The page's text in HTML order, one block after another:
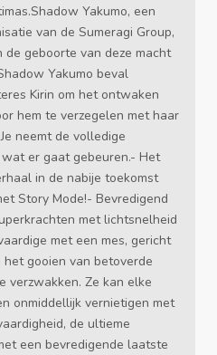
Yakumo, een
van de Sumeragi Group,
geboorte van deze macht
Yakumo beval
Kirin om het ontwaken
hem te verzegelen met haar
neemt de volledige
er gaat gebeuren.- Het
in de nabije toekomst
Story Mode!- Bevredigend
met lichtsnelheid
met een mes, gericht
gooien van betoverde
verzwakken. Ze kan elke
onmiddellijk vernietigen met
de ultieme
een bevredigende laatste